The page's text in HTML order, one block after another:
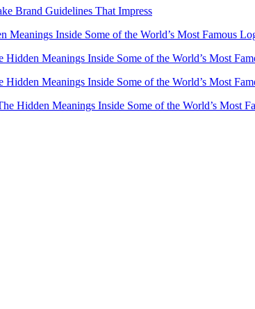
Brand Guidelines That Impress
Meanings Inside Some of the World’s Most Famous
Meanings Inside Some of the World’s Most
Meanings Inside Some of the World’s Most
Hidden Meanings Inside Some of the World’s Most